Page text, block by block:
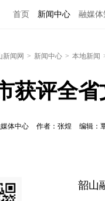
首页 新闻中心 融媒体
新闻网 > 新闻中心 > 本地新闻
获评全
体中心 作者：张煌 编辑：
韶山